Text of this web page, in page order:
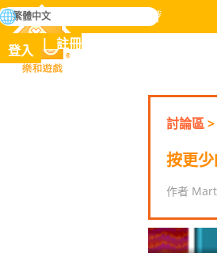
樂和遊戲
掌握人類歷史上所有遊戲
搜
尋
登入 註冊
繁體中文
討論區>
按更
作者